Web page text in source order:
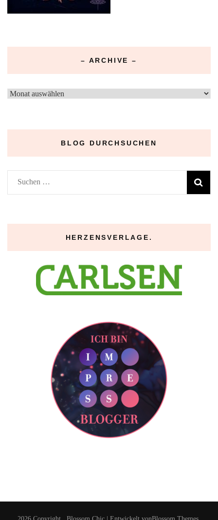
– ARCHIVE –
–
BLOG DURCHSUCHEN
Suchen
nach:
HERZENSVERLAGE.